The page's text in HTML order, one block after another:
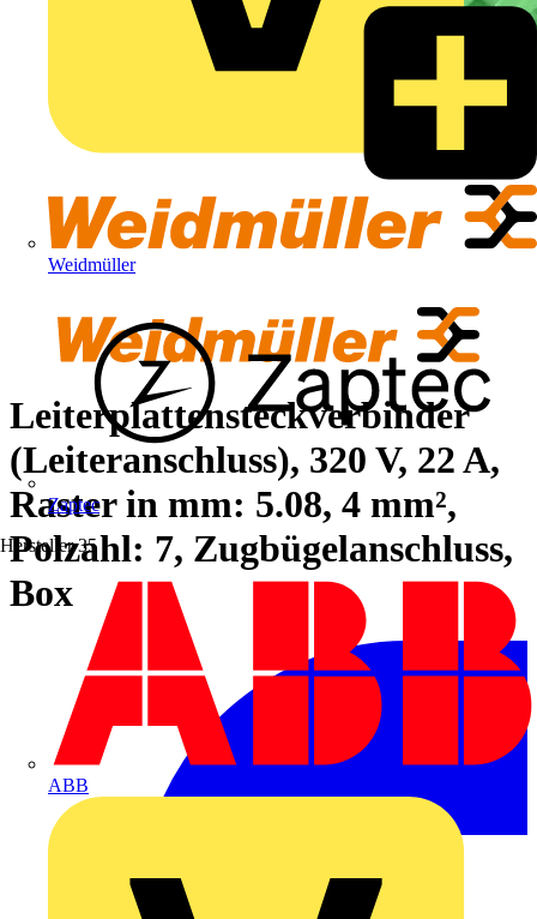
Weidmüller
Zaptec
Hersteller 35
ABB
Leiterplattensteckverbinder
(Leiteranschluss), 320 V, 22 A,
Raster in mm: 5.08, 4 mm²,
Polzahl: 7, Zugbügelanschluss,
Box